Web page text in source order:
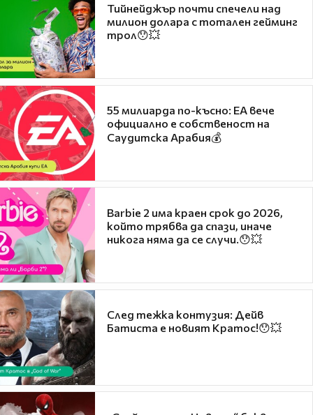
Тийнейджър почти спечели над
милион долара с тотален гейминг
трол😯💥
55 милиарда по-късно: EA вече
официално е собственост на
Саудитска Арабия💰
Barbie 2 има краен срок до 2026,
който трябва да спази, иначе
никога няма да се случи.😯💥
След тежка контузия: Дейв
Батиста е новият Кратос!😯💥